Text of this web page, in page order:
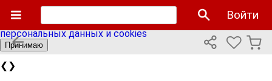
Мы используем cookies файлы для улучшения работы
сайта и персонализации. Продолжая пользоваться сайтом
вы соглашаетесь с нашейполитикой использования
персональных данных и cookies
Принимаю
❮ ❯
Войти